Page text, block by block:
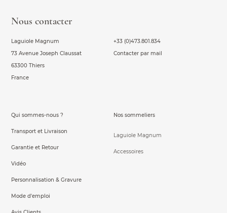
Qui sommes-nous ?
Transport et Livraison
Garantie et Retour
Vidéo
Personnalisation & Gravure
Mode d'emploi
Nos sommeliers
Laguiole Magnum
Accessoires
Nous contacter
Laguiole Magnum
73 Avenue Joseph Claussat
63300 Thiers
France
+33 (0)473.801.834
Contacter par mail